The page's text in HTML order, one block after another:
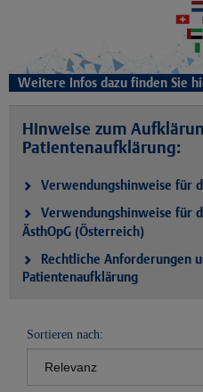
Weitere Infos dazu finden Sie
Hinweise zum
Patientenaufklärung:
Verwendungshinweise für
Verwendungshinweise für
ÄsthOpG (Österreich)
Rechtliche Anforderungen
Patientenaufklärung
Sortieren nach: